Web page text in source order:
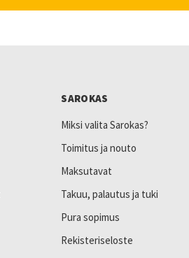
SAROKAS
Miksi valita Sarokas?
Toimitus ja nouto
Maksutavat
Takuu, palautus ja tuki
Pura sopimus
Rekisteriseloste